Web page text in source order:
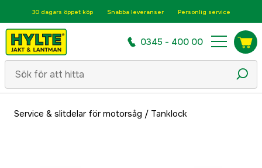
30 dagars öppet köp Snabba leveranser Personlig service
0345 - 400 00
Service & slitdelar för motorsåg / Tanklock